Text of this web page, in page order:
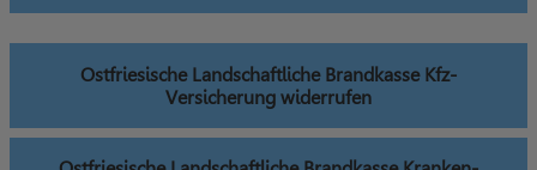
Ostfriesische Landschaftliche Brandkasse Kfz-
Versicherung widerrufen